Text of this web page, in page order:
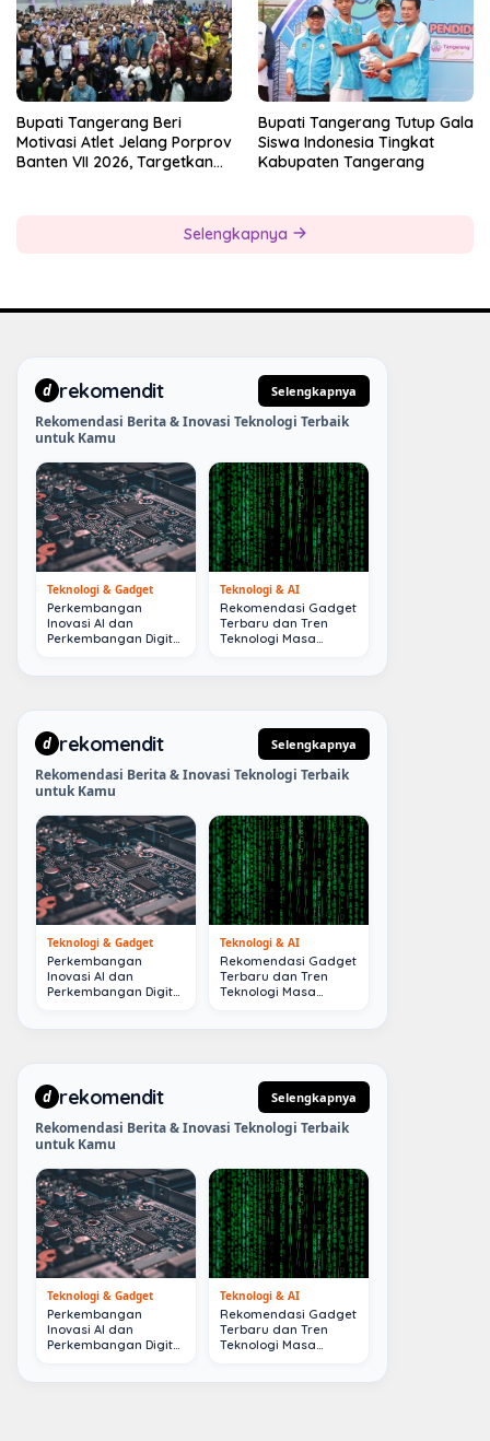
Bupati Tangerang Beri
Motivasi Atlet Jelang Porprov
Banten VII 2026, Targetkan
Bupati Tangerang Tutup Gala
Siswa Indonesia Tingkat
Kabupaten Tangerang
Selengkapnya
d rekomendit Selengkapnya
Rekomendasi Berita & Inovasi Teknologi Terbaik
untuk Kamu
Teknologi & Gadget
Perkembangan
Inovasi AI dan
Perkembangan Digital
Teknologi & AI
Rekomendasi Gadget
Terbaru dan Tren
Teknologi Masa
d rekomendit Selengkapnya
Rekomendasi Berita & Inovasi Teknologi Terbaik
untuk Kamu
Teknologi & Gadget
Perkembangan
Inovasi AI dan
Perkembangan Digital
Teknologi & AI
Rekomendasi Gadget
Terbaru dan Tren
Teknologi Masa
d rekomendit Selengkapnya
Rekomendasi Berita & Inovasi Teknologi Terbaik
untuk Kamu
Teknologi & Gadget
Perkembangan
Inovasi AI dan
Perkembangan Digital
Teknologi & AI
Rekomendasi Gadget
Terbaru dan Tren
Teknologi Masa